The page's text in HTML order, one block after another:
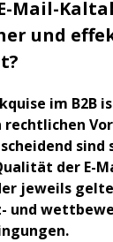
Mail-
und
im B2B
sind
der E-
jeweils
und